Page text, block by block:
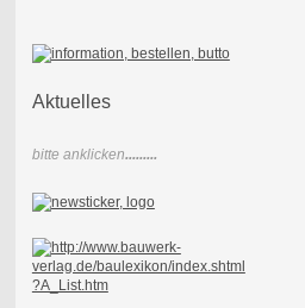
Aktuelles
bitte anklicken.........